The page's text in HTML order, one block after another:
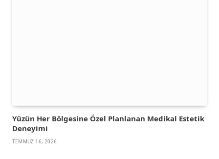
Yüzün Her Bölgesine Özel Planlanan Medikal Estetik
Deneyimi
TEMMUZ 16, 2026